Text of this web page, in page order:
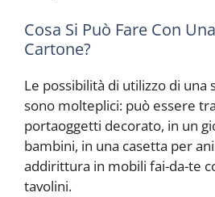
Cosa Si Può Fare Con
Cartone?
Le possibilità di utilizzo di una
sono molteplici: può essere
portaoggetti decorato, in un
bambini, in una casetta per
addirittura in mobili fai-da-te
tavolini.